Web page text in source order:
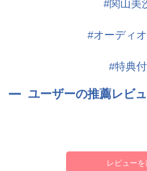
#関山美
#オーディ
#特典
ユーザーの推薦レビュ
レビューを